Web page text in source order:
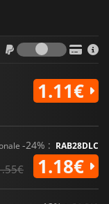
1.11€
-24% : RAB28DLC
1.18€